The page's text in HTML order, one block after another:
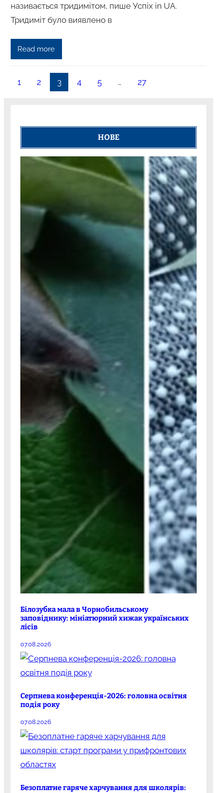
називається тридимітом, пише Успіх in UA.
Тридиміт було виявлено в
Read more
1 2 3 4 5 … 27
НОВЕ
Білозубка мала в Чорнобильському
заповіднику: мініатюрний хижак українських
лісів
07.08.2026
Серпнева конференція-2026: головна освітня
подія року
07.08.2026
Безоплатне гаряче харчування для школярів: